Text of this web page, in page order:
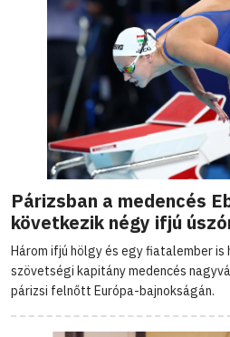
Párizsban a medencés
következik négy ifjú
Három ifjú hölgy és egy fiatalember
szövetségi kapitány medencés
párizsi felnőtt Európa-bajnokságán.